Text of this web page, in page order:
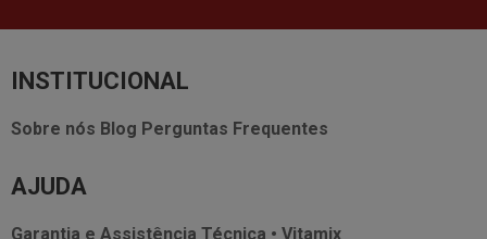
INSTITUCIONAL
Sobre nós Blog Perguntas Frequentes
AJUDA
Garantia e Assistência Técnica • Vitamix